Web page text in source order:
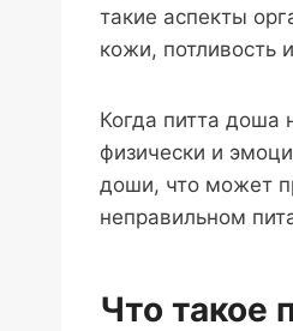
такие аспекты
кожи, потливость
Когда питта доша
физически и
доши, что может
неправильном
Что такое